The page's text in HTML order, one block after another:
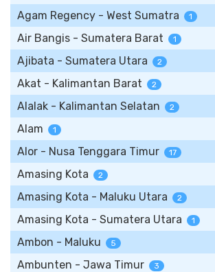
Agam Regency - West Sumatra 1
Air Bangis - Sumatera Barat 1
Ajibata - Sumatera Utara 2
Akat - Kalimantan Barat 2
Alalak - Kalimantan Selatan 2
Alam 1
Alor - Nusa Tenggara Timur 17
Amasing Kota 2
Amasing Kota - Maluku Utara 2
Amasing Kota - Sumatera Utara 1
Ambon - Maluku 5
Ambunten - Jawa Timur 3